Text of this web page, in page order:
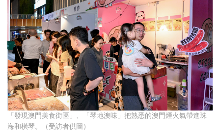
「發現澳門美食街區」、「琴地澳味」把熟悉的澳門煙火氣帶進珠
海和橫琴。（受訪者供圖）